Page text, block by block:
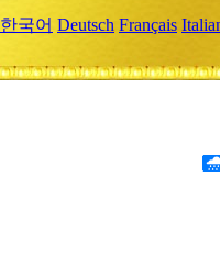
한국어 Deutsch Français